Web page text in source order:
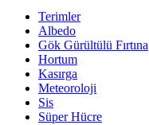
Terimler
Albedo
Gök Gürültülü Fırtına
Hortum
Kasırga
Meteoroloji
Sis
Süper Hücre